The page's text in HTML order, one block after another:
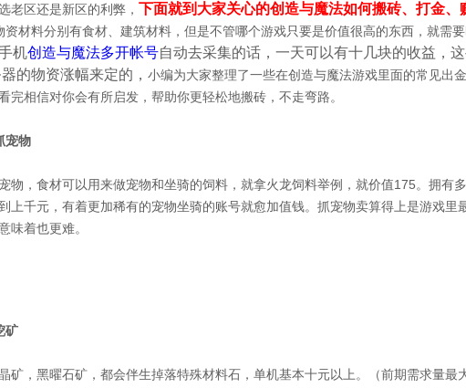
老区还是新区的利弊， 下面就到大家关心的创造与魔法如何搬砖、打金、
资材料分别有食材、建筑材料，但是不管哪个游戏只要是价值很高的东西，就需
机创造与魔法多开帐号自动去采集的话，一天可以有十几块的收益，
的物资涨幅来定的， 小编为大家整理了一些在创造与魔法游戏里面的常见出
完相信对你会有所启发，帮助你更轻松地搬砖，不走弯路。
宠物
物，食材可以用来做宠物和坐骑的饲料，就拿火龙饲料举例，就价值175。拥有
上千元，有着更加稀有的宠物坐骑的账号就愈加值钱。抓宠物卖算得上是游戏里
味着也更难。
矿
矿，黑曜石矿，都会伴生掉落特殊材料石，单机基本十元以上。（前期需求量最